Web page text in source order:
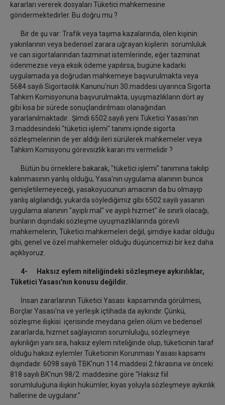
kararları vererek dosyaları Tüketici mahkemesine
göndermektedirler. Bu doğru mu ?
Bir de şu var: Trafik veya taşıma kazalarında, ölen kişinin
yakınlarının veya bedensel zarara uğrayan kişilerin sorumluluk
ve can sigortalarından tazminat istemlerinde, eğer tazminat
ödenmezse veya eksik ödeme yapılırsa, bugüne kadarki
uygulamada ya doğrudan mahkemeye başvurulmakta veya
5684 sayılı Sigortacılık Kanunu'nun 30.maddesi uyarınca Sigorta
Tahkim Komisyonuna başvurulmakta, uyuşmazlıkların dört ay
gibi kısa bir sürede sonuçlandırılması olanağından
yararlanılmaktadır. Şimdi 6502 sayılı yeni Tüketici Yasası'nın
3.maddesindeki "tüketici işlemi" tanımı içinde sigorta
sözleşmelerinin de yer aldığı ileri sürülerek mahkemeler veya
Tahkim Komisyonu görevsizlik kararı mı vermelidir ?
Bütün bu örneklere bakarak, "tüketici işlemi" tanımına takılıp
kalınmasının yanlış olduğu, Yasa'nın uygulama alanının bunca
genişletilemeyeceği, yasakoyucunun amacının da bu olmayıp
yanlış algılandığı; yukarda söylediğimiz gibi 6502 sayılı yasanın
uygulama alanının "ayıplı mal" ve ayıplı hizmet" ile sınırlı olacağı,
bunların dışındaki sözleşme uyuşmazlıklarında görevli
mahkemelerin, Tüketici mahkemeleri değil, şimdiye kadar olduğu
gibi, genel ve özel mahkemeler olduğu düşüncemizi bir kez daha
açıklıyoruz.
4- Haksız eylem niteliğindeki sözleşmeye aykırılıklar,
Tüketici Yasası'nın konusu değildir.
İnsan zararlarının Tüketici Yasası kapsamında görülmesi,
Borçlar Yasası'na ve yerleşik içtihada da aykırıdır. Çünkü,
sözleşme ilişkisi içerisinde meydana gelen ölüm ve bedensel
zararlarda, hizmet sağlayıcının sorumluluğu, sözleşmeye
aykırılığın yanı sıra, haksız eylem niteliğinde olup, tüketicinin taraf
olduğu haksız eylemler Tüketicinin Korunması Yasası kapsamı
dışındadır. 6098 sayılı TBK'nun 114.maddesi 2.fıkrasına ve önceki
818 sayılı BK'nun 98/2. maddesine göre "Haksız fiil
sorumluluğuna ilişkin hükümler, kıyas yoluyla sözleşmeye aykırılık
hallerine de uygulanır."